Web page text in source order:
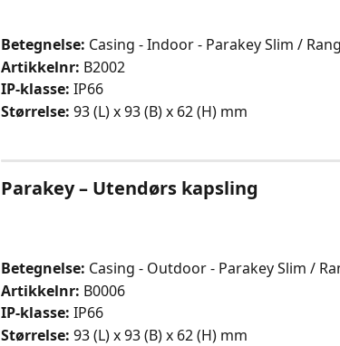
Betegnelse: Casing - Indoor - Parakey Slim /
Artikkelnr: B2002
IP-klasse: IP66
Størrelse: 93 (L) x 93 (B) x 62 (H) mm
Parakey – Utendørs kapsling
Betegnelse: Casing - Outdoor - Parakey Slim /
Artikkelnr: B0006
IP-klasse: IP66
Størrelse: 93 (L) x 93 (B) x 62 (H) mm